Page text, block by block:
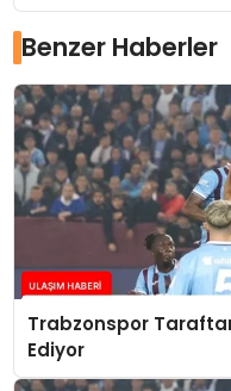
Benzer Haberler
Trabzonspor
Ediyor